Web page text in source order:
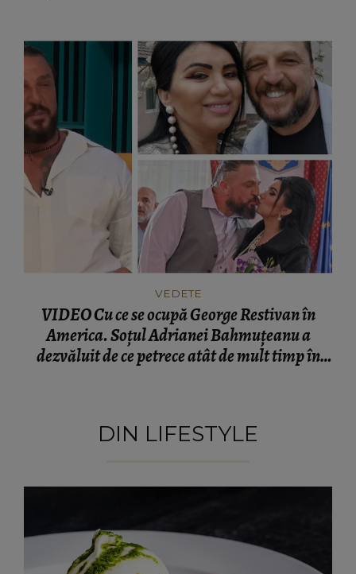
VEDETE
VIDEO Cu ce se ocupă George Restivan în
America. Soțul Adrianei Bahmuțeanu a
dezvăluit de ce petrece atât de mult timp în
DIN LIFESTYLE